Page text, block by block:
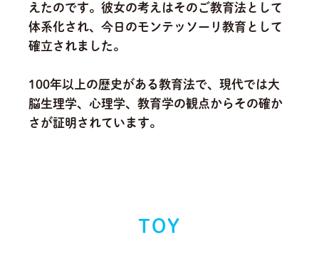
えたのです。彼女の考えはそのご教育法として
体系化され、今日のモンテッソーリ教育として
確立されました。
100年以上の歴史がある教育法で、現代では大
脳生理学、心理学、教育学の観点からその確か
さが証明されています。
TOY